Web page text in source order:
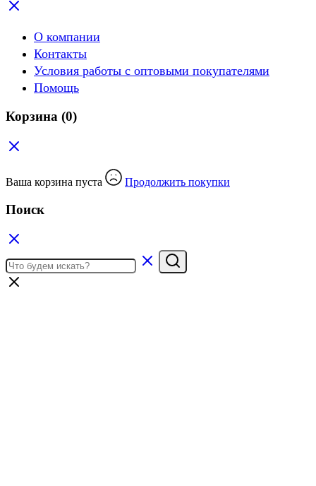
О компании
Контакты
Условия работы с оптовыми покупателями
Помощь
Корзина (0)
Ваша корзина пуста Продолжить покупки
Поиск